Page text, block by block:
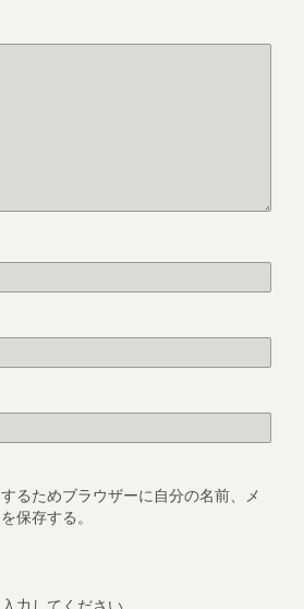
るためブラウザーに自分の名前、メ
保存する。